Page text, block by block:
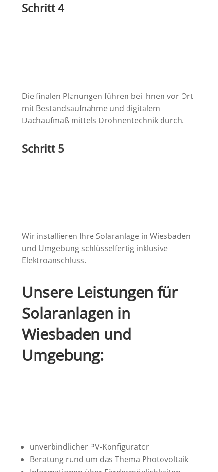
Schritt 4
Die finalen Planungen führen bei Ihnen vor Ort
mit Bestandsaufnahme und digitalem
Dachaufmaß mittels Drohnentechnik durch.
Schritt 5
Wir installieren Ihre Solaranlage in Wiesbaden
und Umgebung schlüsselfertig inklusive
Elektroanschluss.
Unsere Leistungen für
Solaranlagen in
Wiesbaden und
Umgebung:
unverbindlicher PV-Konfigurator
Beratung rund um das Thema Photovoltaik